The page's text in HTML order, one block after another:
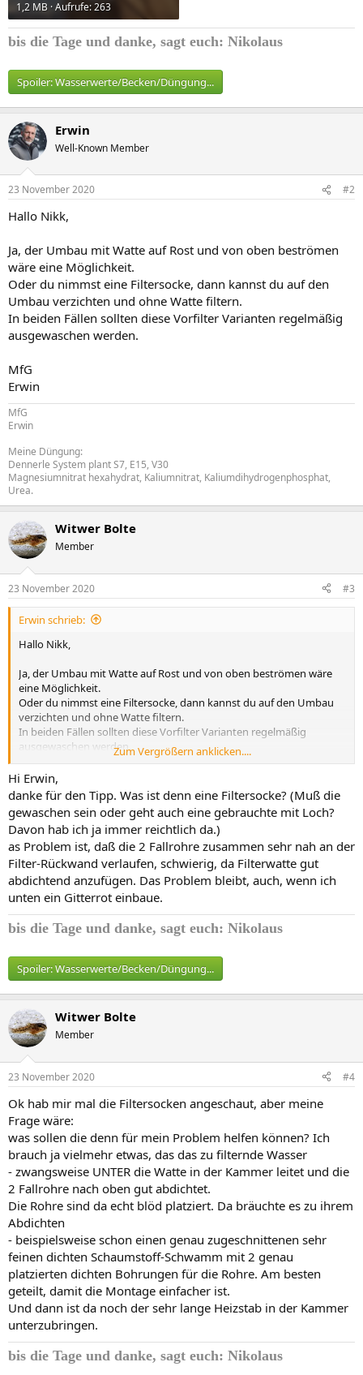
1,2 MB · Aufrufe: 263
bis die Tage und danke, sagt euch: Nikolaus
Spoiler:Wasserwerte/Becken/Düngung...
Erwin
Well-Known Member
23 November 2020 #2
Hallo Nikk,
Ja, der Umbau mit Watte auf Rost und von oben beströmen
wäre eine Möglichkeit.
Oder du nimmst eine Filtersocke, dann kannst du auf den
Umbau verzichten und ohne Watte filtern.
In beiden Fällen sollten diese Vorfilter Varianten regelmäßig
ausgewaschen werden.
MfG
Erwin
MfG
Erwin
Meine Düngung:
Dennerle System plant S7, E15, V30
Magnesiumnitrat hexahydrat, Kaliumnitrat, Kaliumdihydrogenphosphat,
Urea.
Witwer Bolte
Member
23 November 2020 #3
Erwin schrieb:
Hallo Nikk,
Ja, der Umbau mit Watte auf Rost und von oben beströmen wäre
eine Möglichkeit.
Oder du nimmst eine Filtersocke, dann kannst du auf den Umbau
verzichten und ohne Watte filtern.
In beiden Fällen sollten diese Vorfilter Varianten regelmäßig
ausgewaschen werden.
MfG
Erwin
Zum Vergrößern anklicken....
Hi Erwin,
danke für den Tipp. Was ist denn eine Filtersocke? (Muß die
gewaschen sein oder geht auch eine gebrauchte mit Loch?
Davon hab ich ja immer reichtlich da.)
as Problem ist, daß die 2 Fallrohre zusammen sehr nah an der
Filter-Rückwand verlaufen, schwierig, da Filterwatte gut
abdichtend anzufügen. Das Problem bleibt, auch, wenn ich
unten ein Gitterrot einbaue.
bis die Tage und danke, sagt euch: Nikolaus
Spoiler:Wasserwerte/Becken/Düngung...
Witwer Bolte
Member
23 November 2020 #4
Ok hab mir mal die Filtersocken angeschaut, aber meine
Frage wäre:
was sollen die denn für mein Problem helfen können? Ich
brauch ja vielmehr etwas, das das zu filternde Wasser
- zwangsweise UNTER die Watte in der Kammer leitet und die
2 Fallrohre nach oben gut abdichtet.
Die Rohre sind da echt blöd platziert. Da bräuchte es zu ihrem
Abdichten
- beispielsweise schon einen genau zugeschnittenen sehr
feinen dichten Schaumstoff-Schwamm mit 2 genau
platzierten dichten Bohrungen für die Rohre. Am besten
geteilt, damit die Montage einfacher ist.
Und dann ist da noch der sehr lange Heizstab in der Kammer
unterzubringen.
bis die Tage und danke, sagt euch: Nikolaus